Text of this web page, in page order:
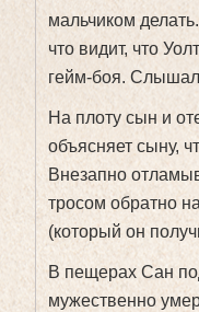
мальчиком
что видит, что
гейм-боя. Слышал
На плоту сын и
объясняет сыну,
Внезапно
тросом обратно
(который он
В пещерах Сан
мужественно